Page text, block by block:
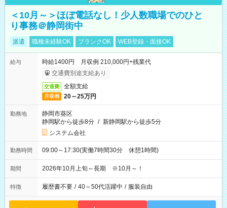
＜10月～＞ほぼ電話なし！少人数職場でのひと
り事務＠静岡街中
派遣 職種未経験OK ブランクOK WEB登録・面接OK
給与
時給1400円 月収例 210,000円+残業代
交通費別途支給あり
交通費 全額支給
月収例 20～25万円
勤務地
静岡市葵区
静岡駅から徒歩8分 / 新静岡駅から徒歩5分
システム会社
勤務時間 09:00～17:30(実働7時間30分 休憩1時間)
期間 2026年10月上旬～長期 ※10月～！
特徴 履歴書不要 / 40～50代活躍中 / 服装自由